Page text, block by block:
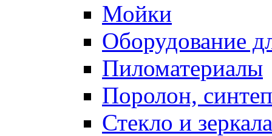
Мойки
Оборудование
Пиломатериалы
Поролон,
Стекло и зеркала